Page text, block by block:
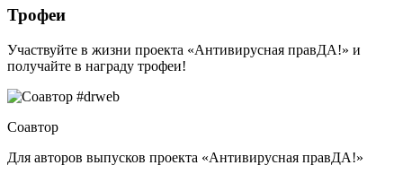
Трофеи
Участвуйте в жизни проекта «Антивирусная правДА!» и
получайте в награду трофеи!
Соавтор
Для авторов выпусков проекта «Антивирусная правДА!»